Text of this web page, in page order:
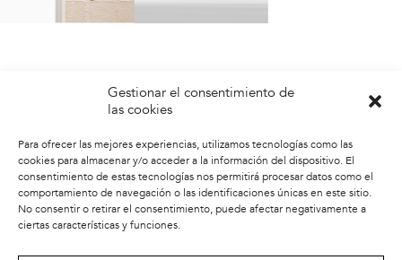
Gestionar el consentimiento de
las cookies
Para ofrecer las mejores experiencias, utilizamos tecnologías como las
cookies para almacenar y/o acceder a la información del dispositivo. El
consentimiento de estas tecnologías nos permitirá procesar datos como el
comportamiento de navegación o las identificaciones únicas en este sitio.
No consentir o retirar el consentimiento, puede afectar negativamente a
ciertas características y funciones.